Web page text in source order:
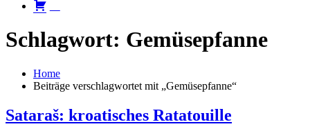
Schlagwort: Gemüsepfanne
Home
Beiträge verschlagwortet mit „Gemüsepfanne“
Sataraš: kroatisches Ratatouille